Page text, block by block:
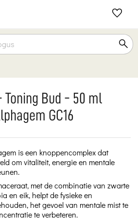
Toning Bud - 50 ml
GC16
is een knoppencomplex dat
om vitaliteit, energie en mentale
met de combinatie van zwarte
en eik, helpt de fysieke en
het gevoel van mentale mist te
te verbeteren.